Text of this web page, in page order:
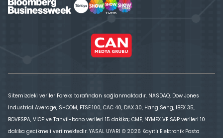
Sitemizdeki veriler Foreks tarafından sağlanmaktadır. NASDAQ, Dow Jones
Industrial Average, SHCOM, FTSE 100, CAC 40, DAX 30, Hang Seng, IBEX 35,
BOVESPA, VİOP ve Tahvil-bono verileri 15 dakika; CME, NYMEX VE S&P verileri 10
dakika gecikmeli verilmektedir. YASAL UYARI © 2026 Kayıtlı Elektronik Posta